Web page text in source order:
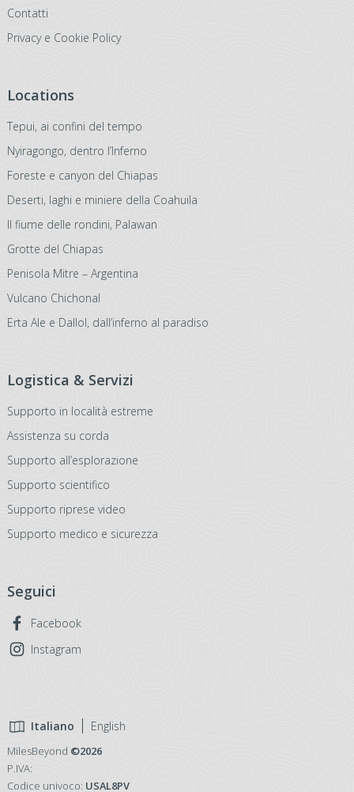
Contatti
Privacy e Cookie Policy
Locations
Tepui, ai confini del tempo
Nyiragongo, dentro l’Inferno
Foreste e canyon del Chiapas
Deserti, laghi e miniere della Coahuila
Il fiume delle rondini, Palawan
Grotte del Chiapas
Penisola Mitre – Argentina
Vulcano Chichonal
Erta Ale e Dallol, dall’inferno al paradiso
Logistica & Servizi
Supporto in località estreme
Assistenza su corda
Supporto all’esplorazione
Supporto scientifico
Supporto riprese video
Supporto medico e sicurezza
Seguici
Facebook
Instagram
Italiano English
MilesBeyond ©2026
P.IVA:
Codice univoco: USAL8PV